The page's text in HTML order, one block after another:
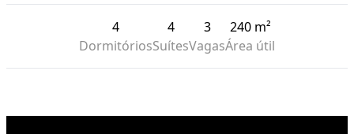
4
Dormitórios
4
Suítes
3
Vagas
240 m²
Área útil